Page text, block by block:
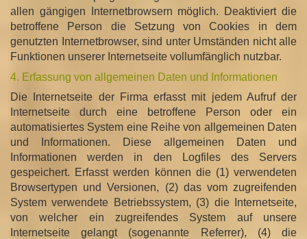
allen gängigen Internetbrowsern möglich. Deaktiviert die
betroffene Person die Setzung von Cookies in dem
genutzten Internetbrowser, sind unter Umständen nicht alle
Funktionen unserer Internetseite vollumfänglich nutzbar.
4. Erfassung von allgemeinen Daten und Informationen
Die Internetseite der Firma erfasst mit jedem Aufruf der
Internetseite durch eine betroffene Person oder ein
automatisiertes System eine Reihe von allgemeinen Daten
und Informationen. Diese allgemeinen Daten und
Informationen werden in den Logfiles des Servers
gespeichert. Erfasst werden können die (1) verwendeten
Browsertypen und Versionen, (2) das vom zugreifenden
System verwendete Betriebssystem, (3) die Internetseite,
von welcher ein zugreifendes System auf unsere
Internetseite gelangt (sogenannte Referrer), (4) die